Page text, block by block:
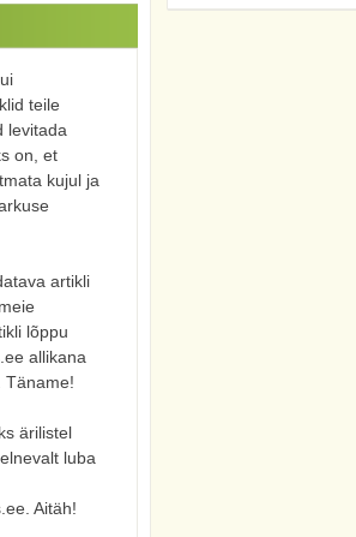
teile
levitada
on, et
kujul ja
artikli
lõppu
allikana
Täname!
ärilistel
luba
Aitäh!